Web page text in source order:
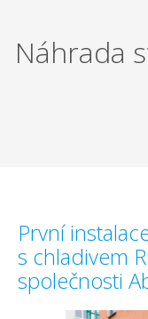
Náhrada
První
s chladivem
společnosti